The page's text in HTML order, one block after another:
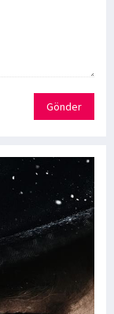
Gönder